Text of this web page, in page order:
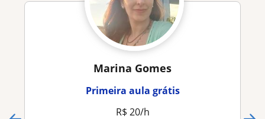
Marina Gomes
Primeira aula grátis
R$ 20/h